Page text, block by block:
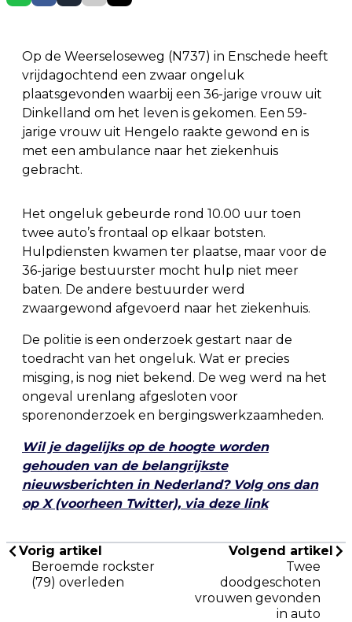
Op de Weerseloseweg (N737) in Enschede heeft
vrijdagochtend een zwaar ongeluk
plaatsgevonden waarbij een 36-jarige vrouw uit
Dinkelland om het leven is gekomen. Een 59-
jarige vrouw uit Hengelo raakte gewond en is
met een ambulance naar het ziekenhuis
gebracht.
Het ongeluk gebeurde rond 10.00 uur toen
twee auto’s frontaal op elkaar botsten.
Hulpdiensten kwamen ter plaatse, maar voor de
36-jarige bestuurster mocht hulp niet meer
baten. De andere bestuurder werd
zwaargewond afgevoerd naar het ziekenhuis.
De politie is een onderzoek gestart naar de
toedracht van het ongeluk. Wat er precies
misging, is nog niet bekend. De weg werd na het
ongeval urenlang afgesloten voor
sporenonderzoek en bergingswerkzaamheden.
Wil je dagelijks op de hoogte worden
gehouden van de belangrijkste
nieuwsberichten in Nederland? Volg ons dan
op X (voorheen Twitter), via deze link
Vorig artikel
Beroemde rockster
(79) overleden
Volgend artikel
Twee
doodgeschoten
vrouwen gevonden
in auto